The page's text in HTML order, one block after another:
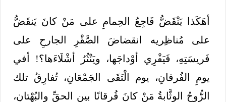
أهَكَذا يَنْقَضُّ فَاجِعُ الحِمامِ على مَنْ كانَ يَنقَضُّ
على مُناظِريه انقضاضَ الصَّقْرِ الجارحِ على
فَريسَتِهِ، فَيَفْرِي أوْداجَها، ويَنْثُرُ أشْلَاءَها؟! أفي
يومِ الفُرقانِ، يوم الْتَقَى الجَمْعَانِ، تُفارِقُ تلك
الرُّوحُ الوثَّابةُ مَنْ كانَ فُرقانًا بين الحقِّ والبُهْتانِ،